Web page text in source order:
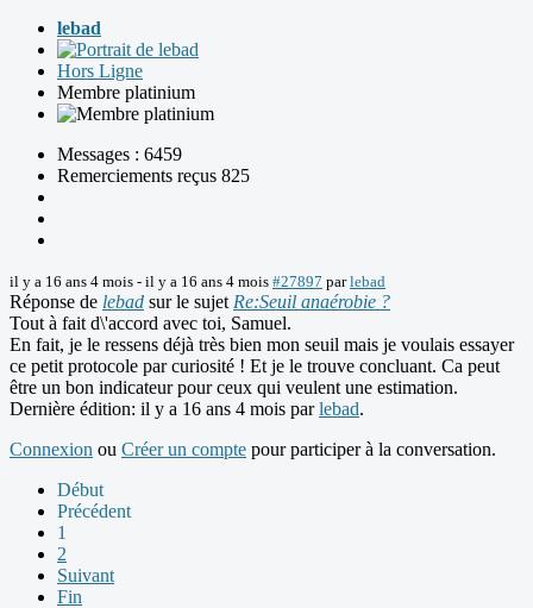
lebad
Hors Ligne
Membre platinium
Messages : 6459
Remerciements reçus 825
il y a 16 ans 4 mois - il y a 16 ans 4 mois #27897 parlebad
Réponse de lebad sur le sujet Re:Seuil anaérobie ?
Tout à fait d\'accord avec toi, Samuel.
En fait, je le ressens déjà très bien mon seuil mais je voulais essayer
ce petit protocole par curiosité ! Et je le trouve concluant. Ca peut
être un bon indicateur pour ceux qui veulent une estimation.
Dernière édition: il y a 16 ans 4 mois parlebad.
Connexion ou Créer un compte pour participer à la conversation.
Début
Précédent
1
2
Suivant
Fin